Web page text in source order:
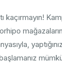
kaçırmayın!